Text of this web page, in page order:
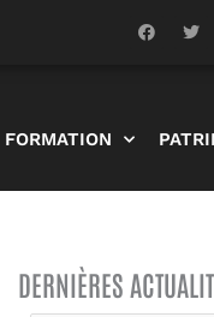
F
a
T
w
DERNIÈRES